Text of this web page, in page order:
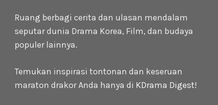
Ruang berbagi cerita dan ulasan mendalam
seputar dunia Drama Korea, Film, dan budaya
populer lainnya.
Temukan inspirasi tontonan dan keseruan
maraton drakor Anda hanya di KDrama Digest!